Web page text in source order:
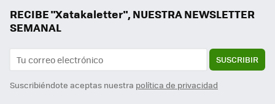
RECIBE "Xatakaletter", NUESTRA NEWSLETTER
SEMANAL
SUSCRIBIR
Suscribiéndote aceptas nuestra política de privacidad